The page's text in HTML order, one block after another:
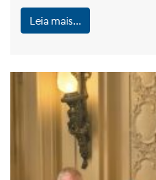
Leia mais…